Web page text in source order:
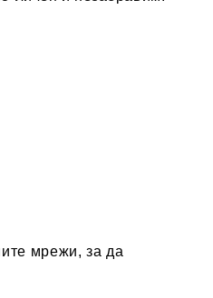
мрежи, за да